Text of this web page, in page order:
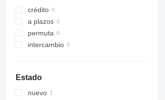
crédito
a plazos
permuta
intercambio
Estado
nuevo